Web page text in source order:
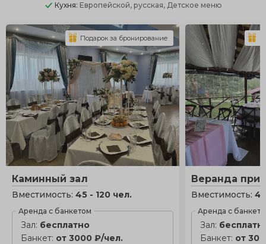
Кухня: Европейской, русская, Детское меню
Каминный зал
Вместимость: 45 - 120 чел.
Аренда с банкетом
Зал: бесплатно
Банкет: от 3000 ₽/чел.
Подарок за бронирование
Веранда при
Вместимость:
Аренда с
Зал:
Банкет: от